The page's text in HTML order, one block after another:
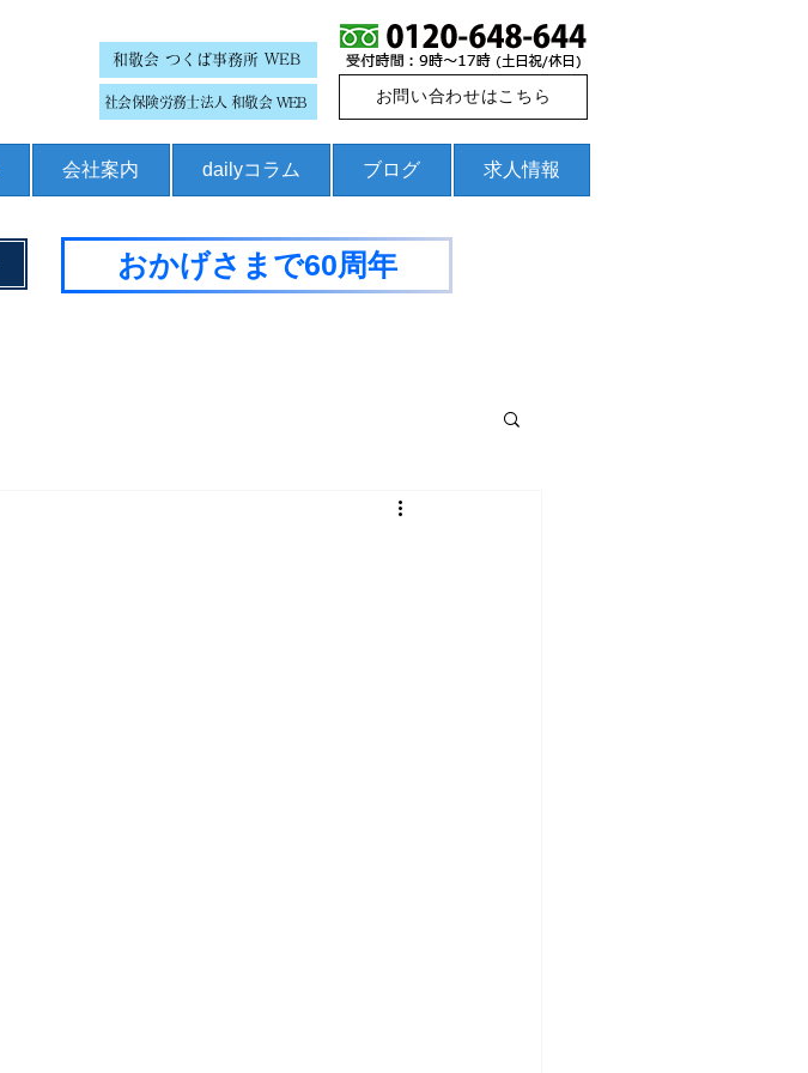
和敬会 つくば事務所 WEB
社会保険労務士法人 和敬会 WEB お問い合わせはこちら
会社案内 dailyコラム ブログ 求人情報
おかげさまで60周年